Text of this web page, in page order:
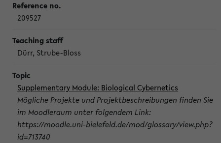
209527
Dürr, Strube-Bloss
Supplementary Module: Biological Cybernetics
Mögliche Projekte und Projektbeschreibungen finden Sie
im Moodleraum unter folgendem Link:
https://moodle.uni-bielefeld.de/mod/glossary/view.php?
id=713740